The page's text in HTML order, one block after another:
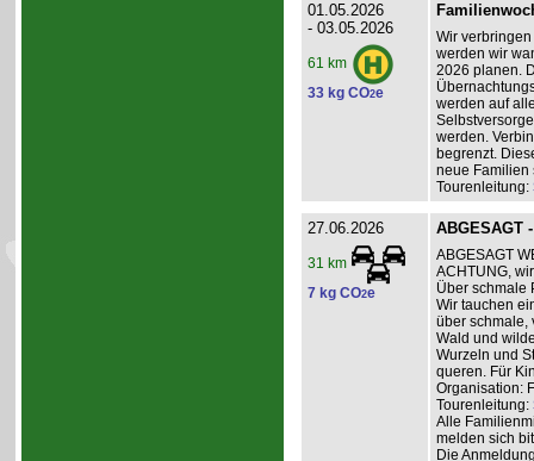
01.05.2026
- 03.05.2026
61 km
33 kg CO2e
Wir
werden wir
2026 planen.
werden auf
werden.
begrenzt.
neue Familien
Tourenleitung:
27.06.2026
31 km
7 kg CO2e
ABGESAGT
ABGESAGT
ACHTUNG,
Über schmale
Wir tauchen
über schmale,
Wald und
Wurzeln und
queren. Für
Organisation:
Tourenleitung:
Alle
melden sich
Die